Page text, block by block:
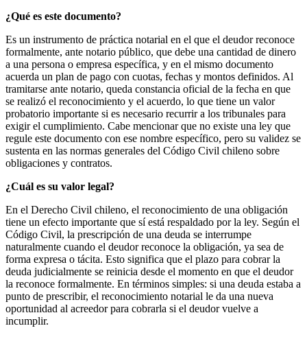
¿Qué es este documento?
Es un instrumento de práctica notarial en el que el deudor reconoce
formalmente, ante notario público, que debe una cantidad de dinero
a una persona o empresa específica, y en el mismo documento
acuerda un plan de pago con cuotas, fechas y montos definidos. Al
tramitarse ante notario, queda constancia oficial de la fecha en que
se realizó el reconocimiento y el acuerdo, lo que tiene un valor
probatorio importante si es necesario recurrir a los tribunales para
exigir el cumplimiento. Cabe mencionar que no existe una ley que
regule este documento con ese nombre específico, pero su validez se
sustenta en las normas generales del Código Civil chileno sobre
obligaciones y contratos.
¿Cuál es su valor legal?
En el Derecho Civil chileno, el reconocimiento de una obligación
tiene un efecto importante que sí está respaldado por la ley. Según el
Código Civil, la prescripción de una deuda se interrumpe
naturalmente cuando el deudor reconoce la obligación, ya sea de
forma expresa o tácita. Esto significa que el plazo para cobrar la
deuda judicialmente se reinicia desde el momento en que el deudor
la reconoce formalmente. En términos simples: si una deuda estaba a
punto de prescribir, el reconocimiento notarial le da una nueva
oportunidad al acreedor para cobrarla si el deudor vuelve a
incumplir.